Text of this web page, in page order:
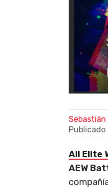
Publicado
All Elite
AEW